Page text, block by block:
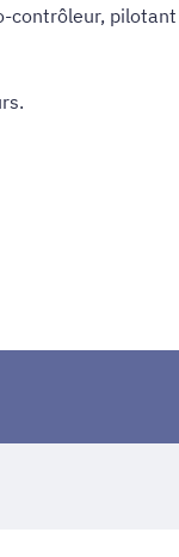
contrôleur,